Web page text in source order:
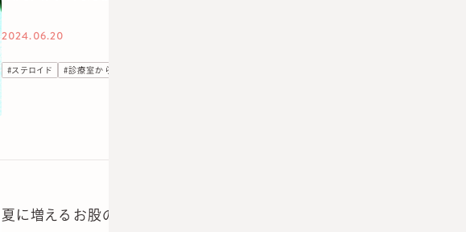
2024.06.20
# ステロイド #診療室から
夏に増えるお股の痒み。ステロイドと組み合わせ処方した方がよい薬とは？